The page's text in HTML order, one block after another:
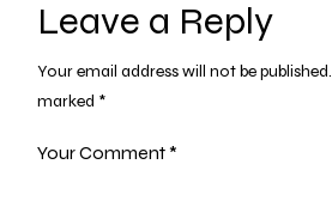
Leave a Reply
Your email address will not be published.
marked *